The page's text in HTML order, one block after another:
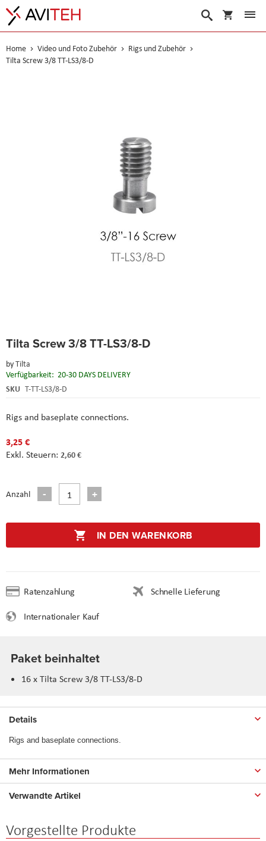
Suche
Home Video und Foto Zubehör
Rigs und Zubehör
Tilta Screw 3/8 TT-LS3/8-D
Tilta Screw 3/8 TT-LS3/8-D
byTilta
Verfügbarkeit: 20-30 DAYS DELIVERY
SKU T-TT-LS3/8-D
Rigs and baseplate connections.
3,25 €
2,60 €
Anzahl
IN DEN WARENKORB
Ratenzahlung
Schnelle Lieferung
Internationaler Kauf
to
beginning
of
the
Paket beinhaltet
16 x Tilta Screw 3/8 TT-LS3/8-D
Details
Rigs and baseplate connections.
Mehr Informationen
Verwandte Artikel
Vorgestellte Produkte